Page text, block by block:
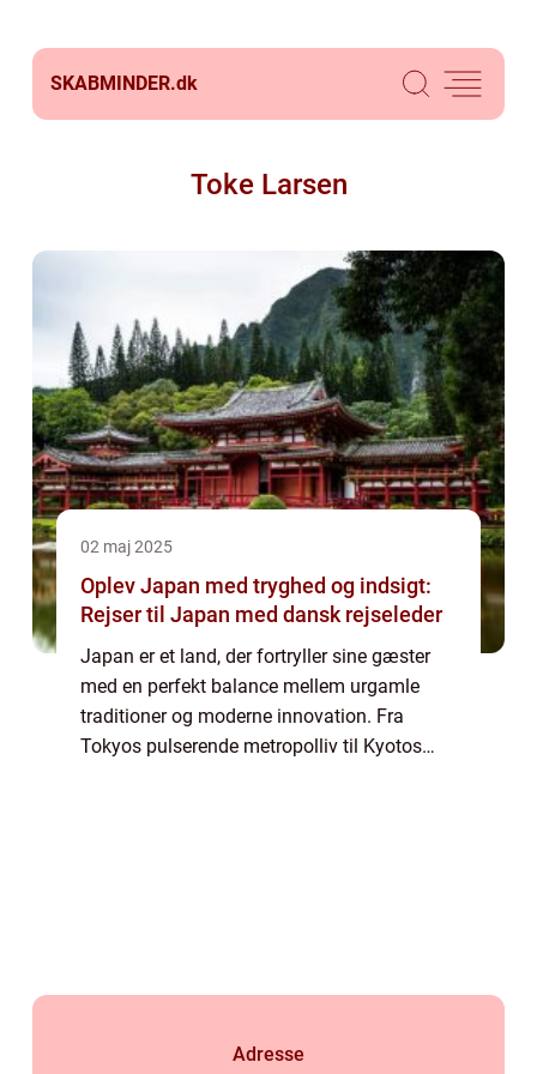
SKABMINDER.dk
Toke Larsen
02 maj 2025
Oplev Japan med tryghed og indsigt:
Rejser til Japan med dansk rejseleder
Japan er et land, der fortryller sine gæster
med en perfekt balance mellem urgamle
traditioner og moderne innovation. Fra
Tokyos pulserende metropolliv til Kyotos
Adresse